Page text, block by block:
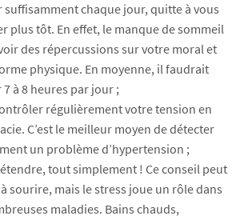
suffisamment chaque jour, quitte à vous
plus tôt. En effet, le manque de sommeil
des répercussions sur votre moral et
physique. En moyenne, il faudrait
à 8 heures par jour ;
régulièrement votre tension en
C’est le meilleur moyen de détecter
un problème d’hypertension ;
tout simplement ! Ce conseil peut
sourire, mais le stress joue un rôle dans
maladies. Bains chauds,